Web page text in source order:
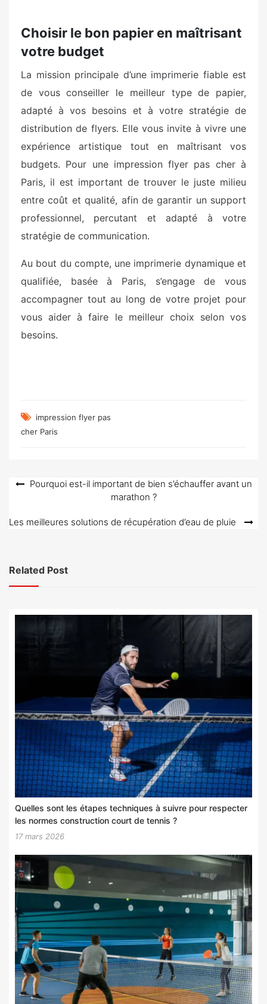
Choisir le bon papier en maîtrisant
votre budget
La mission principale d’une imprimerie fiable est
de vous conseiller le meilleur type de papier,
adapté à vos besoins et à votre stratégie de
distribution de flyers. Elle vous invite à vivre une
expérience artistique tout en maîtrisant vos
budgets. Pour une impression flyer pas cher à
Paris, il est important de trouver le juste milieu
entre coût et qualité, afin de garantir un support
professionnel, percutant et adapté à votre
stratégie de communication.
Au bout du compte, une imprimerie dynamique et
qualifiée, basée à Paris, s’engage de vous
accompagner tout au long de votre projet pour
vous aider à faire le meilleur choix selon vos
besoins.
impression flyer pas
cher Paris
Navigation
l’article
Pourquoi est-il important de bien s’échauffer avant un
marathon ?
Les meilleures solutions de récupération d’eau de pluie
Related Post
Quelles sont les étapes techniques à suivre pour respecter
les normes construction court de tennis ?
17 mars 2026